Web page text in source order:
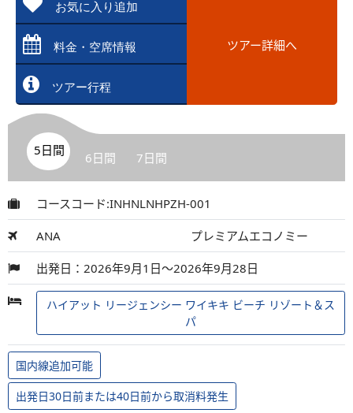
お気に入り追加
料金・空席情報
ツアー行程
ツアー詳細へ
5日間 6日間 7日間
コースコード:INHNLNHPZH-001
ANA プレミアムエコノミー
出発日：2026年9月1日～2026年9月28日
ハイアット リージェンシー ワイキキ ビーチ リゾート＆ス
パ
国内線追加可能
出発日30日前または40日前から取消料発生